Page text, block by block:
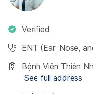
Verified
ENT (Ear, Nose,
Bệnh Viện Thiện
See full address